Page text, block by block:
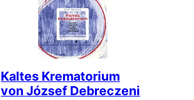
Kaltes Krematorium
von József Debreczeni